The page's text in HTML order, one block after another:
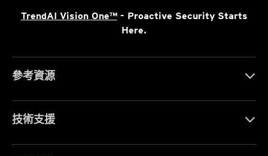
TrendAI Vision One™- Proactive Security Starts
Here.
參考資源
技術支援